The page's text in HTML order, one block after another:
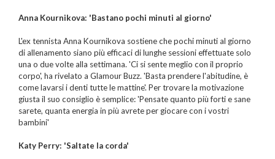
Anna Kournikova: 'Bastano pochi minuti al giorno'
L'ex tennista Anna Kournikova sostiene che pochi minuti al giorno
di allenamento siano più efficaci di lunghe sessioni effettuate solo
una o due volte alla settimana. 'Ci si sente meglio con il proprio
corpo', ha rivelato a Glamour Buzz. 'Basta prendere l'abitudine, è
come lavarsi i denti tutte le mattine'. Per trovare la motivazione
giusta il suo consiglio è semplice: 'Pensate quanto più forti e sane
sarete, quanta energia in più avrete per giocare con i vostri
bambini'
Katy Perry: 'Saltate la corda'